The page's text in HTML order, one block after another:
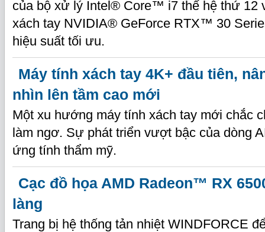
của bộ xử lý Intel® Core™ i7 thế hệ thứ 12
xách tay NVIDIA® GeForce RTX™ 30
hiệu suất tối ưu.
Máy tính xách tay 4K+ đầu tiên,
nhìn lên tầm cao mới
Một xu hướng máy tính xách tay mới chắc
làm ngơ. Sự phát triển vượt bậc của dòng
ứng tính thẩm mỹ.
Cạc đồ họa AMD Radeon™ RX
làng
Trang bị hệ thống tản nhiệt WINDFORCE